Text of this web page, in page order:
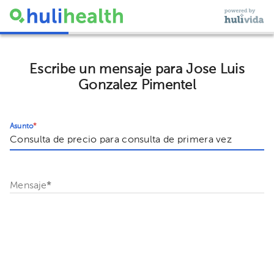
Escribe un mensaje para Jose Luis
Gonzalez Pimentel
Asunto*
Mensaje*